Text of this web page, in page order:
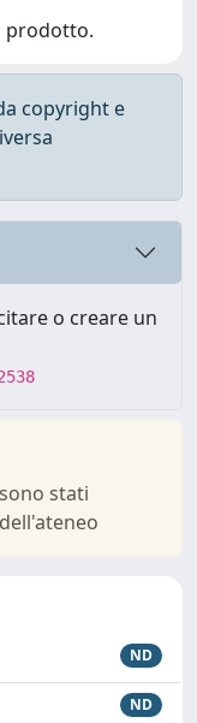
prodotto.
copyright e
o creare un
stati
ND
ND